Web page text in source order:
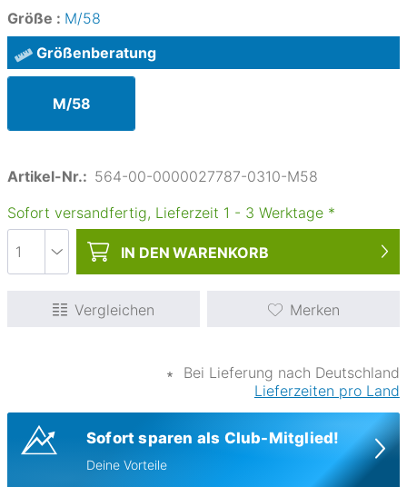
Größe : M/58
Größenberatung
M/58
Artikel-Nr.: 564-00-0000027787-0310-M58
Sofort versandfertig, Lieferzeit 1 - 3 Werktage *
IN DEN WARENKORB
Vergleichen Merken
∗
Bei Lieferung nach Deutschland
Lieferzeiten pro Land
Sofort sparen als Club-Mitglied!
Deine Vorteile